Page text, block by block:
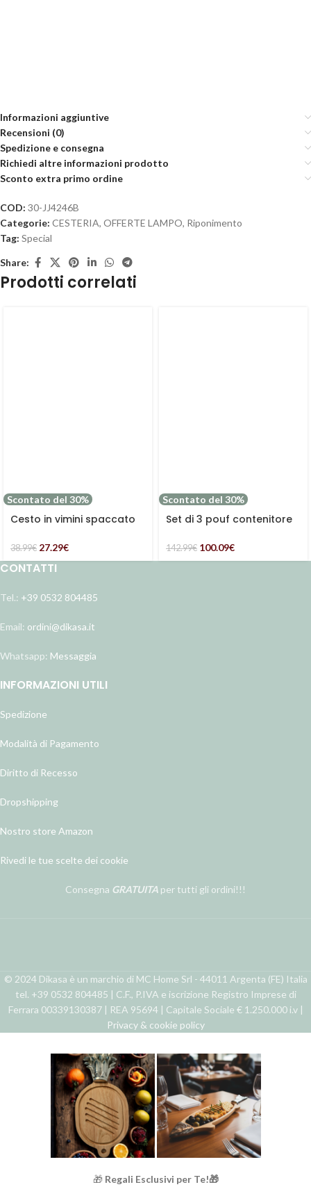
Informazioni aggiuntive
Recensioni (0)
Spedizione e consegna
Richiedi altre informazioni prodotto
Sconto extra primo ordine
COD: 30-JJ4246B
Categorie: CESTERIA, OFFERTE LAMPO, Riponimento
Tag: Special
Share:
Prodotti correlati
Scontato del 30%
Cesto in vimini spaccato
38.99€ 27.29€
Scontato del 30%
Set di 3 pouf contenitore
142.99€ 100.09€
CONTATTI
Tel.: +39 0532 804485
Email: ordini@dikasa.it
Whatsapp: Messaggia
INFORMAZIONI UTILI
Spedizione
Modalità di Pagamento
Diritto di Recesso
Dropshipping
Nostro store Amazon
Rivedi le tue scelte dei cookie
Consegna GRATUITA per tutti gli ordini!!!
© 2024 Dikasa è un marchio di MC Home Srl - 44011 Argenta (FE) Italia
tel. +39 0532 804485 | C.F., P.IVA e iscrizione Registro Imprese di
Ferrara 00339130387 | REA 95694 | Capitale Sociale € 1.250.000 i.v |
Privacy & cookie policy
🎁 Regali Esclusivi per Te!🎁